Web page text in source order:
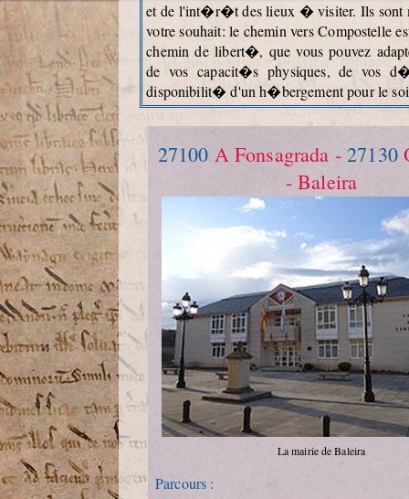
et de l'int�r�t des lieux � visiter. Ils sont
votre souhait: le chemin vers Compostelle
chemin de libert�, que vous pouvez
de vos capacit�s physiques, de vos
disponibilit� d'un h�bergement pour le
La mairie de Baleira
27100 A Fonsagrada -27130
- Baleira
Parcours :